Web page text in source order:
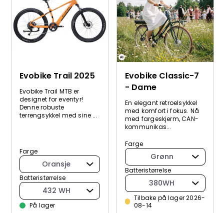
Evobike Trail 2025
Evobike Trail MTB er
designet for eventyr!
Denne robuste
terrengsykkel med sine ...
Farge
Oransje
Batteristørrelse
432 WH
På lager
Evobike Classic-7
- Dame
En elegant retroelsykkel
med komfort i fokus. Nå
med fargeskjerm, CAN-
kommunikas...
Farge
Grønn
Batteristørrelse
380WH
Tilbake på lager 2026-
08-14